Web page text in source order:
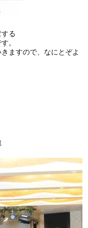
る
。
ますので、なにとぞよ